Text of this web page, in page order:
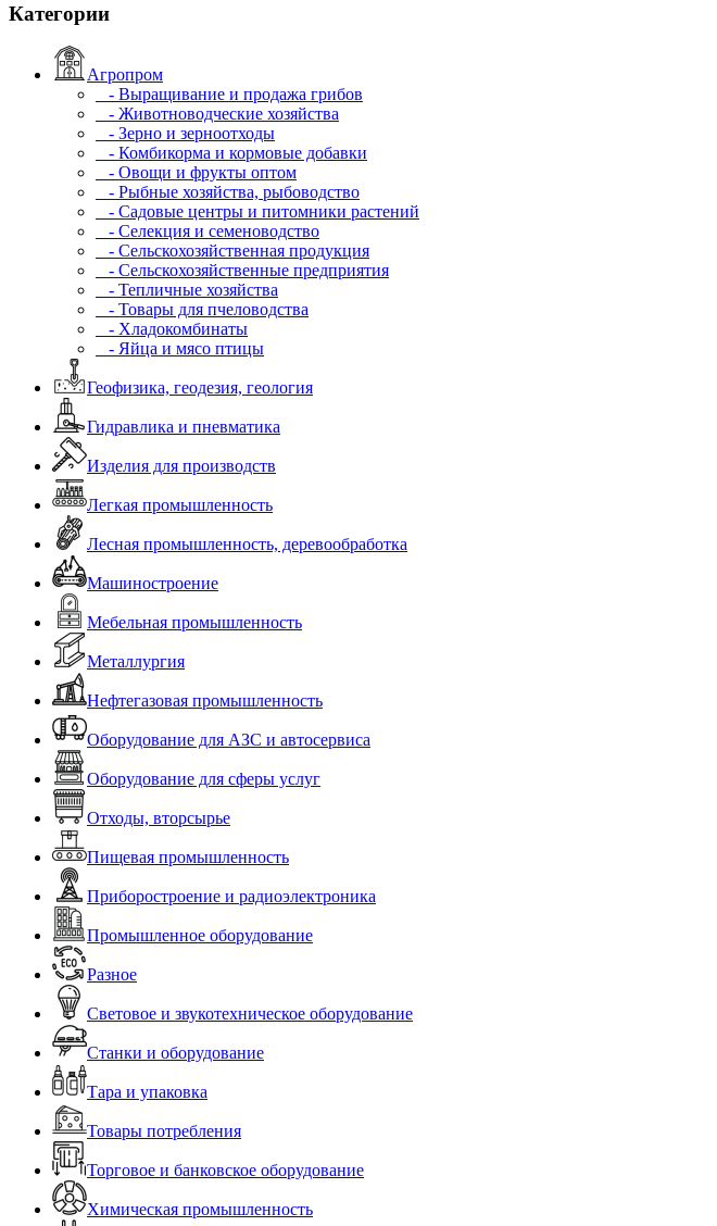
Категории
Агропром
- Выращивание и продажа грибов
- Животноводческие хозяйства
- Зерно и зерноотходы
- Комбикорма и кормовые добавки
- Овощи и фрукты оптом
- Рыбные хозяйства, рыбоводство
- Садовые центры и питомники растений
- Селекция и семеноводство
- Сельскохозяйственная продукция
- Сельскохозяйственные предприятия
- Тепличные хозяйства
- Товары для пчеловодства
- Хладокомбинаты
- Яйца и мясо птицы
Геофизика, геодезия, геология
Гидравлика и пневматика
Изделия для производств
Легкая промышленность
Лесная промышленность, деревообработка
Машиностроение
Мебельная промышленность
Металлургия
Нефтегазовая промышленность
Оборудование для АЗС и автосервиса
Оборудование для сферы услуг
Отходы, вторсырье
Пищевая промышленность
Приборостроение и радиоэлектроника
Промышленное оборудование
Разное
Световое и звукотехническое оборудование
Станки и оборудование
Тара и упаковка
Товары потребления
Торговое и банковское оборудование
Химическая промышленность